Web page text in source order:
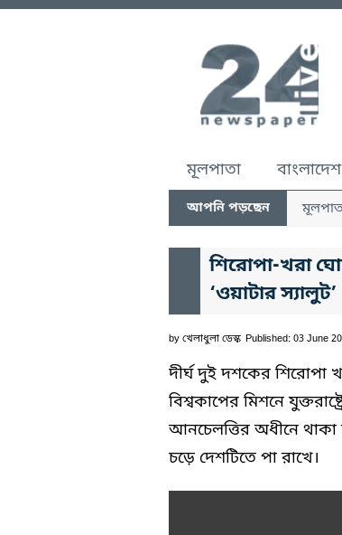
মূলপাতা বাংলাদেশ
আপনি পড়ছেন
শিরোপা-খরা
‘ওয়াটার স্যালুট’
by খেলাধুলা ডেস্ক Published: 03 June
দীর্ঘ দুই দশকের শিরোপা
বিশ্বকাপের মিশনে
আনচেলত্তির অধীনে থাকা
চড়ে দেশটিতে পা রাখে।